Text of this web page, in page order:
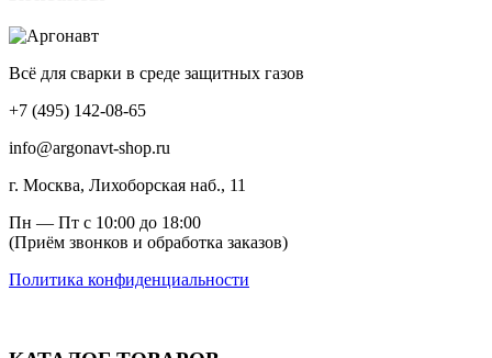
Всё для сварки в среде защитных газов
+7 (495) 142-08-65
info@argonavt-shop.ru
г. Москва, Лихоборская наб., 11
Пн — Пт с 10:00 до 18:00
(Приём звонков и обработка заказов)
Политика конфиденциальности